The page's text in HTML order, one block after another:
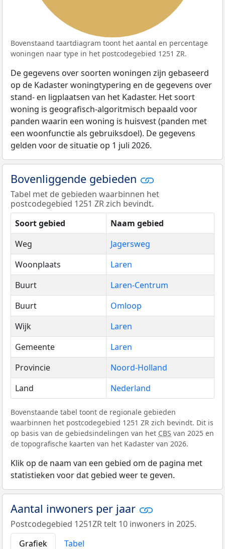
Bovenstaand taartdiagram toont het aantal en percentage
woningen naar type in het postcodegebied 1251 ZR.
De gegevens over soorten woningen zijn gebaseerd
op de Kadaster woningtypering en de gegevens over
stand- en ligplaatsen van het Kadaster. Het soort
woning is geografisch-algoritmisch bepaald voor
panden waarin een woning is huisvest (panden met
een woonfunctie als gebruiksdoel). De gegevens
gelden voor de situatie op 1 juli 2026.
Bovenliggende gebieden
Tabel met de gebieden waarbinnen het
postcodegebied 1251 ZR zich bevindt.
Soort gebied
Naam gebied
Weg
Jagersweg
Woonplaats
Laren
Buurt
Laren-Centrum
Buurt
Omloop
Wijk
Laren
Gemeente
Laren
Provincie
Noord-Holland
Land
Nederland
Bovenstaande tabel toont de regionale gebieden
waarbinnen het postcodegebied 1251 ZR zich bevindt. Dit is
op basis van de gebiedsindelingen van het CBS van 2025 en
de topografische kaarten van het Kadaster van 2026.
Klik op de naam van een gebied om de pagina met
statistieken voor dat gebied weer te geven.
Aantal inwoners per jaar
Postcodegebied 1251ZR telt 10 inwoners in 2025.
Grafiek
Tabel